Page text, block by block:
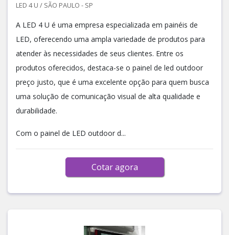
LED 4 U / SÃO PAULO - SP
A LED 4 U é uma empresa especializada em painéis de
LED, oferecendo uma ampla variedade de produtos para
atender às necessidades de seus clientes. Entre os
produtos oferecidos, destaca-se o painel de led outdoor
preço justo, que é uma excelente opção para quem busca
uma solução de comunicação visual de alta qualidade e
durabilidade.
Com o painel de LED outdoor d...
Cotar agora